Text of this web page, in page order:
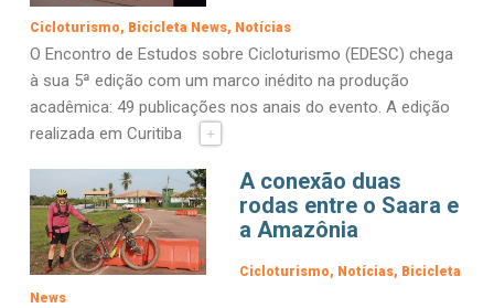
Cicloturismo Bicicleta News Notícias
O Encontro de Estudos sobre Cicloturismo (EDESC) chega
à sua 5ª edição com um marco inédito na produção
acadêmica: 49 publicações nos anais do evento. A edição
realizada em Curitiba
+
A conexão duas
rodas entre o Saara e
a Amazônia
Cicloturismo Notícias Bicicleta
News